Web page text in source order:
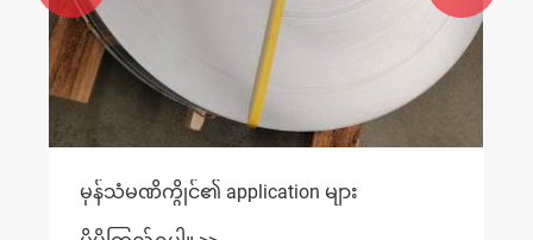
သံမဏိကွိုင်ဝယ်ယူလမ်းညွှန်